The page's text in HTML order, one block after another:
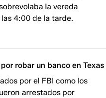
la vereda
4:00 de la tarde.
robar un banco en Texas
por el FBI como los
arrestados por